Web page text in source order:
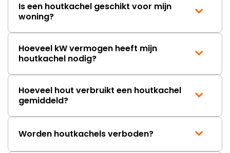
Is een houtkachel geschikt voor mijn
woning?
Hoeveel kW vermogen heeft mijn
houtkachel nodig?
Hoeveel hout verbruikt een houtkachel
gemiddeld?
Worden houtkachels verboden?